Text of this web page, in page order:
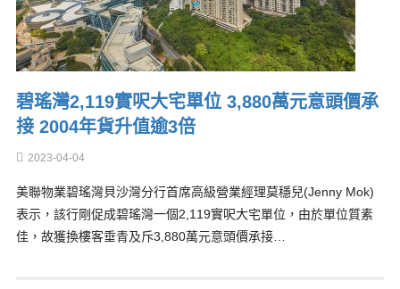
碧瑤灣2,119實呎大宅單位 3,880萬元意頭價承
接 2004年貨升值逾3倍
2023-04-04
美聯物業碧瑤灣貝沙灣分行首席高級營業經理莫穩兒(Jenny Mok)
表示，該行剛促成碧瑤灣一個2,119實呎大宅單位，由於單位質素
佳，故獲換樓客垂青及斥3,880萬元意頭價承接…